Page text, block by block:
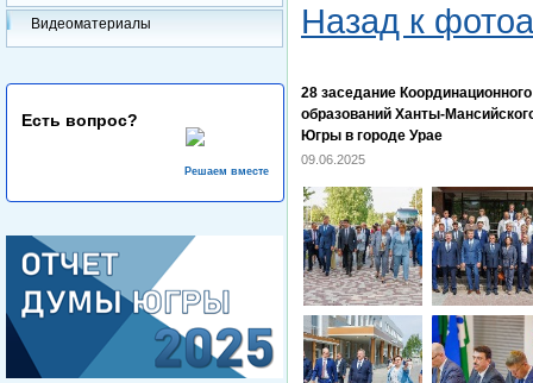
Видеоматериалы
Есть вопрос?
Решаем вместе
Назад к
28 заседание
образований Ханты-
Югры в городе Урае
09.06.2025